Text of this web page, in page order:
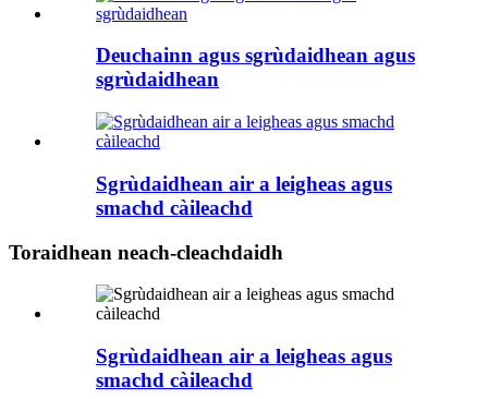
Deuchainn agus sgrùdaidhean agus
sgrùdaidhean
Sgrùdaidhean air a leigheas agus
smachd càileachd
Toraidhean neach-cleachdaidh
Sgrùdaidhean air a leigheas agus
smachd càileachd